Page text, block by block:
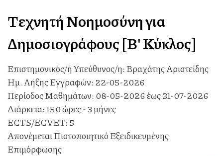
Τεχνητή Νοημοσύνη για
Δημοσιογράφους [Β' Κύκλος]
Επιστημονικός/ή Υπεύθυνος/η:Βραχάτης Αριστείδης
Ημ. Λήξης Εγγραφών:22-05-2026
Περίοδος Μαθημάτων:08-05-2026 έως 31-07-2026
Διάρκεια:150 ώρες - 3 μήνες
ECTS/ECVET:5
Απονέμεται Πιστοποιητικό Εξειδικευμένης
Επιμόρφωσης